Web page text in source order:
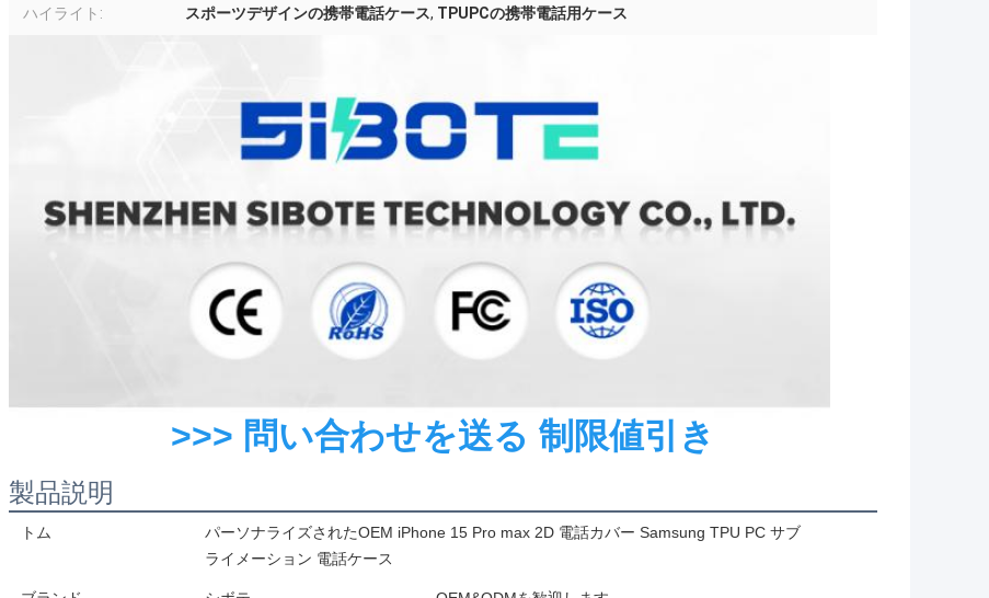
ハイライト: スポーツデザインの携帯電話ケース, TPUPCの携帯電話用ケース
>>> 問い合わせを送る 制限値引き
製品説明
トム
パーソナライズされたOEM iPhone 15 Pro max 2D 電話カバー Samsung TPU PC サブ
ライメーション 電話ケース